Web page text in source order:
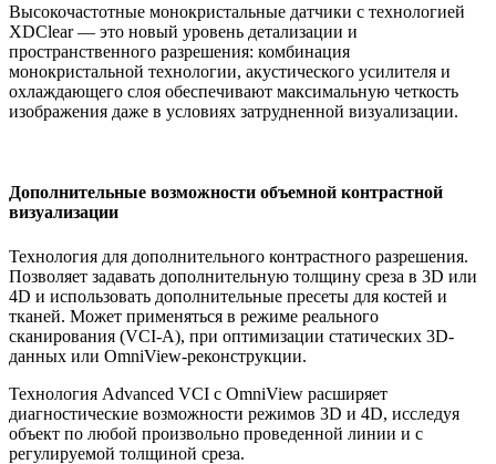
Высокочастотные монокристальные датчики с технологией
XDСlear — это новый уровень детализации и
пространственного разрешения: комбинация
монокристальной технологии, акустического усилителя и
охлаждающего слоя обеспечивают максимальную четкость
изображения даже в условиях затрудненной визуализации.
Дополнительные возможности объемной контрастной
визуализации
Технология для дополнительного контрастного разрешения.
Позволяет задавать дополнительную толщину среза в 3D или
4D и использовать дополнительные пресеты для костей и
тканей. Может применяться в режиме реального
сканирования (VCI-A), при оптимизации статических 3D-
данных или OmniView-реконструкции.
Технология Advanced VCI с OmniView расширяет
диагностические возможности режимов 3D и 4D, исследуя
объект по любой произвольно проведенной линии и с
регулируемой толщиной среза.